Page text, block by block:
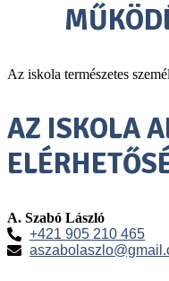
Az iskola természetes
AZ ISKOLA
A. Szabó László
+421 905 210 465